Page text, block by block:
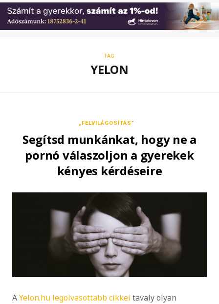
b
e
TAG
YELON
„FELVILÁGOSÍTÁS”
Segítsd munkánkat, hogy ne a
pornó válaszoljon a gyerekek
kényes kérdéseire
AYelon.hu legolvasottabb cikkei tavaly olyan